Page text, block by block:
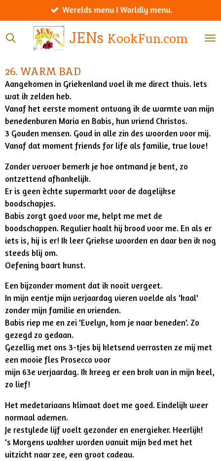
direct
naar
JENsKookFun.com
Werelds menu I Worldly menu.
26. WARM BAD
Aangekomen in Griekenland voel ik me direct thuis. Iets
wat ik zelden heb.
Vanaf het eerste moment ontvang ik de warmte van mijn
benedenburen Maria en Babis, hun vriend Christos.
3 Gouden mensen. Goud in alle zin des woorden voor mij.
Vanaf dat moment friends for life als familie, true love!
Zonder vervoer bemerk je hoe ontmand je bent, zo
ontzettend afhankelijk.
Er is geen èchte supermarkt voor de dagelijkse
boodschapjes.
Babis zorgt goed voor me, helpt me met de
boodschappen. Regulier haalt hij brood voor me. En als er
iets is, hij is er! Ik leer Griekse woorden en daar ben ik nog
steeds blij om.
Oefening baart kunst.
Een bijzonder moment dat ik nooit vergeet.
In mijn eentje mijn verjaardag vieren voelde als 'kaal'
zonder mijn familie en vrienden.
Babis riep me en zei 'Evelyn, kom je naar beneden'. Zo
gezegd zo gedaan.
Gezellig met ons 3-tjes bij kletsend verrasten ze mij met
een mooie fles Prosecco voor
mijn 63e verjaardag. Ik kreeg er een brok van in mijn keel,
zo lief!
Het medetariaans klimaat doet me goed. Eindelijk weer
normaal ademen.
Je restylede lijf voelt gezonder en energieker. Heerlijk!
's Morgens wakker worden vanuit mijn bed met het
uitzicht naar zee, een groot cadeau.